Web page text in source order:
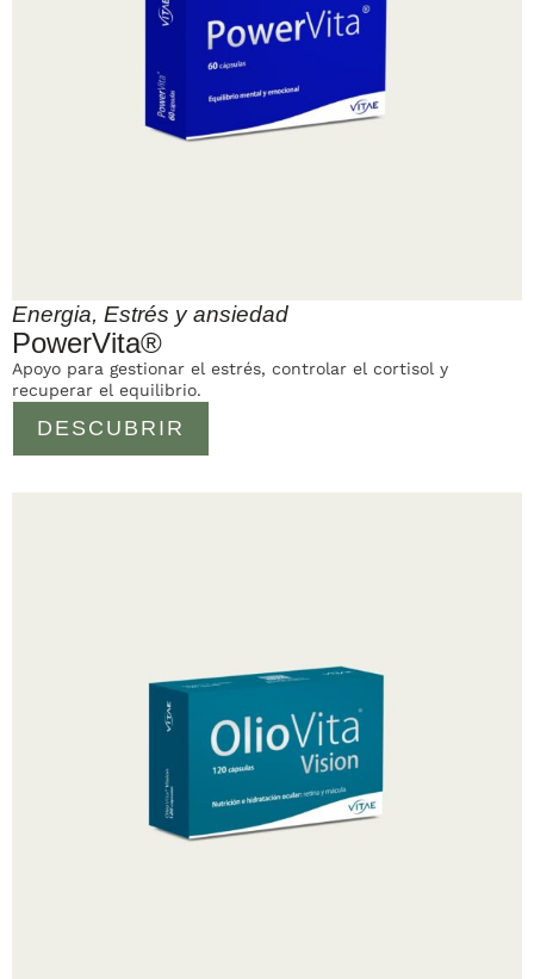
Energia, Estrés y ansiedad
PowerVita®
DESCUBRIR
Apoyo para gestionar el estrés, controlar el cortisol y
recuperar el equilibrio.